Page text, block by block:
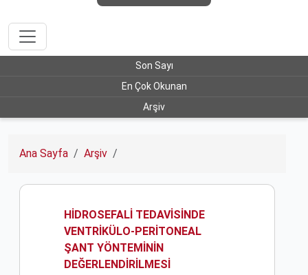
Son Sayı
En Çok Okunan
Arşiv
Ana Sayfa Arşiv
HİDROSEFALİ TEDAVİSİNDE
VENTRİKÜLO-PERİTONEAL
ŞANT YÖNTEMİNİN
DEĞERLENDİRİLMESİ